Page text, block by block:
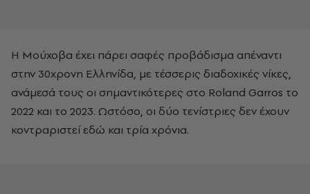
Η Μούχοβα έχει πάρει σαφές προβάδισμα απέναντι
στην 30χρονη Ελληνίδα, με τέσσερις διαδοχικές νίκες,
ανάμεσά τους οι σημαντικότερες στο Roland Garros το
2022 και το 2023. Ωστόσο, οι δύο τενίστριες δεν έχουν
κοντραριστεί εδώ και τρία χρόνια.